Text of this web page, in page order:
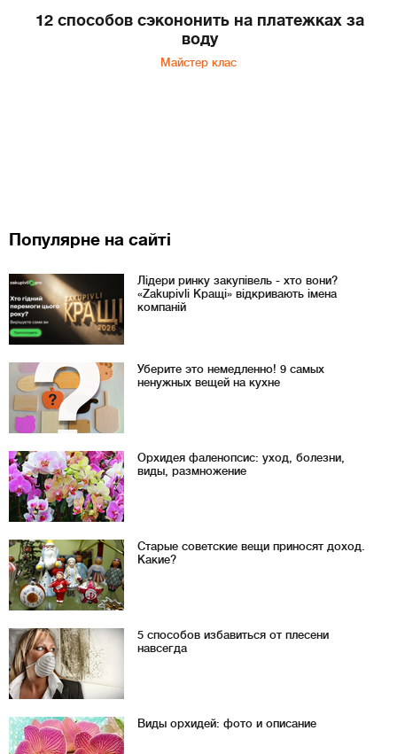
12 способов сэкононить на платежках за
воду
Майстер клас
Популярне на сайті
Лідери ринку закупівель - хто вони?
«Zakupivli Кращі» відкривають імена
компаній
Уберите это немедленно! 9 самых
ненужных вещей на кухне
Орхидея фаленопсис: уход, болезни,
виды, размножение
Старые советские вещи приносят доход.
Какие?
5 способов избавиться от плесени
навсегда
Виды орхидей: фото и описание